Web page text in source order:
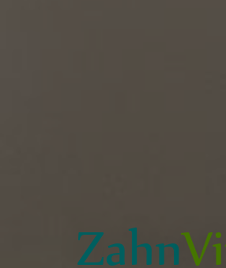
Zahn